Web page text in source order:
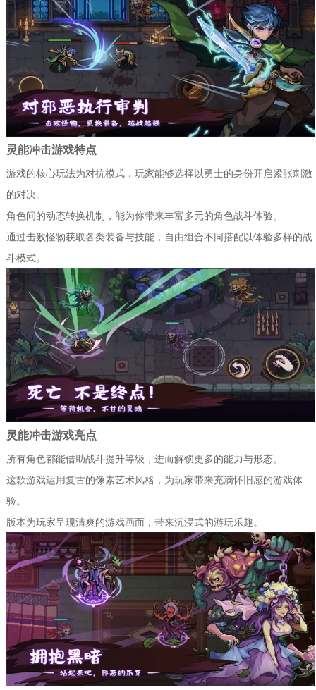
灵能冲击游戏特点
游戏的核心玩法为对抗模式，玩家能够选择以勇士的身份开启紧张刺激
的对决。
角色间的动态转换机制，能为你带来丰富多元的角色战斗体验。
通过击败怪物获取各类装备与技能，自由组合不同搭配以体验多样的战
斗模式。
灵能冲击游戏亮点
所有角色都能借助战斗提升等级，进而解锁更多的能力与形态。
这款游戏运用复古的像素艺术风格，为玩家带来充满怀旧感的游戏体
验。
版本为玩家呈现清爽的游戏画面，带来沉浸式的游玩乐趣。